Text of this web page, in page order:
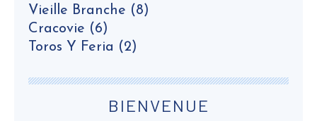
Vieille Branche (8)
Cracovie (6)
Toros Y Feria (2)
BIENVENUE